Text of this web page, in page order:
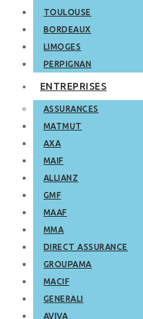
TOULOUSE
BORDEAUX
LIMOGES
PERPIGNAN
ENTREPRISES
ASSURANCES
MATMUT
AXA
MAIF
ALLIANZ
GMF
MAAF
MMA
DIRECT ASSURANCE
GROUPAMA
MACIF
GENERALI
AVIVA